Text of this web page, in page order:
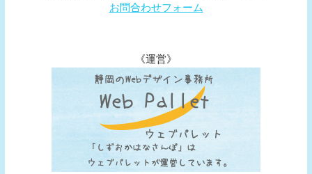
お問合わせフォーム
《運営》